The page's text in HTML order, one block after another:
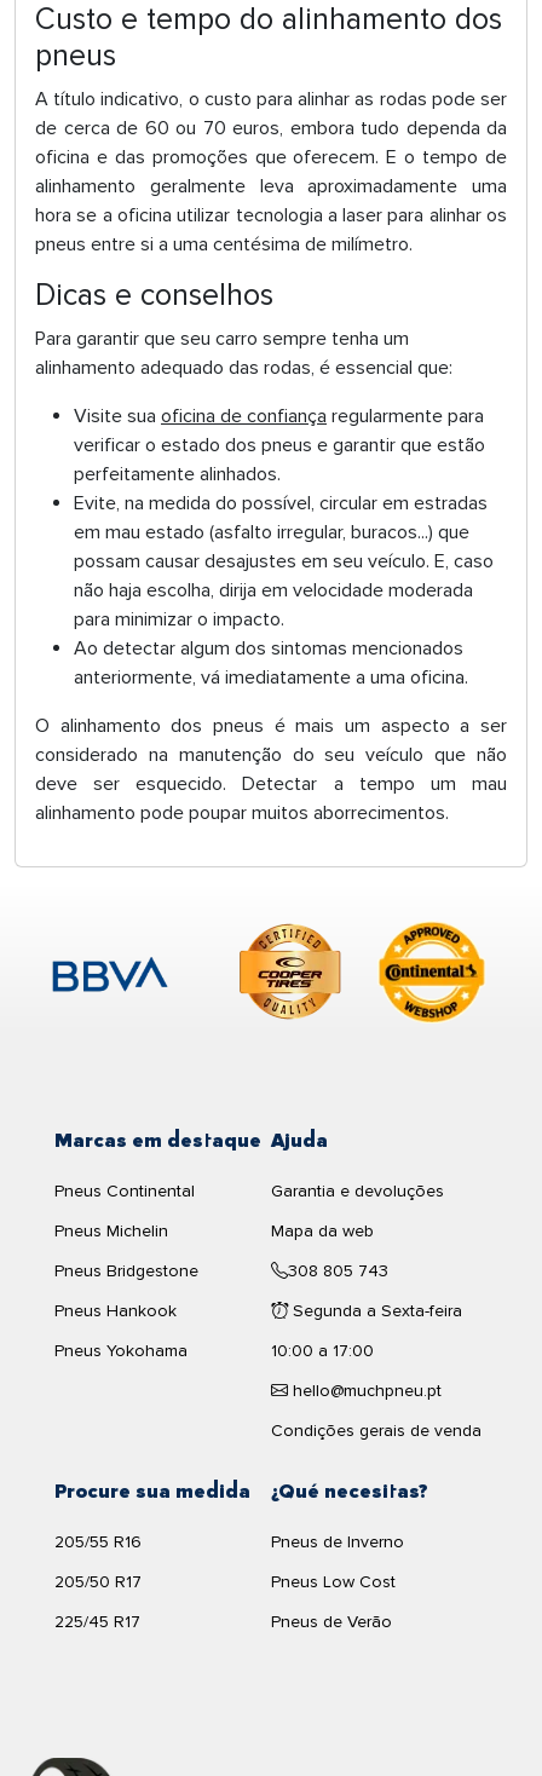
Custo e tempo do alinhamento dos
pneus
A título indicativo, o custo para alinhar as rodas pode ser
de cerca de 60 ou 70 euros, embora tudo dependa da
oficina e das promoções que oferecem. E o tempo de
alinhamento geralmente leva aproximadamente uma
hora se a oficina utilizar tecnologia a laser para alinhar os
pneus entre si a uma centésima de milímetro.
Dicas e conselhos
Para garantir que seu carro sempre tenha um
alinhamento adequado das rodas, é essencial que:
Visite sua oficina de confiança regularmente para
verificar o estado dos pneus e garantir que estão
perfeitamente alinhados.
Evite, na medida do possível, circular em estradas
em mau estado (asfalto irregular, buracos...) que
possam causar desajustes em seu veículo. E, caso
não haja escolha, dirija em velocidade moderada
para minimizar o impacto.
Ao detectar algum dos sintomas mencionados
anteriormente, vá imediatamente a uma oficina.
O alinhamento dos pneus é mais um aspecto a ser
considerado na manutenção do seu veículo que não
deve ser esquecido. Detectar a tempo um mau
alinhamento pode poupar muitos aborrecimentos.
Marcas em destaque
Pneus Continental
Pneus Michelin
Pneus Bridgestone
Pneus Hankook
Pneus Yokohama
¿Qué necesitas?
Pneus de Inverno
Pneus Low Cost
Pneus de Verão
Procure sua medida
205/55 R16
205/50 R17
225/45 R17
Ajuda
Garantia e devoluções
Mapa da web
308 805 743
Segunda a Sexta-feira
10:00 a 17:00
hello@muchpneu.pt
Condições gerais de venda